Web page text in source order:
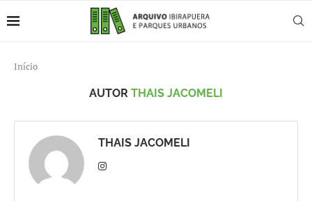
Início
AUTOR THAIS JACOMELI
THAIS JACOMELI